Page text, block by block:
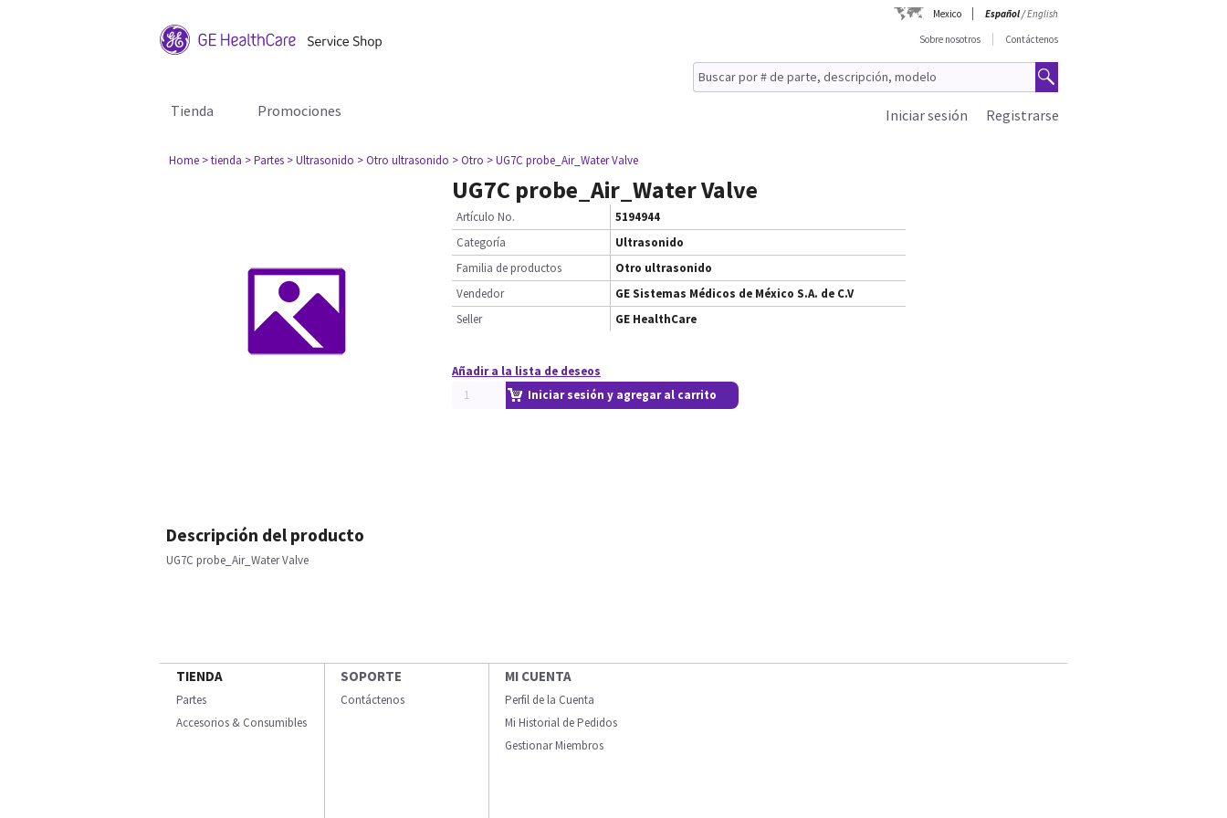
Mexico Español/English
Sobre nosotros
Contáctenos
Tienda Promociones Registrarse
Iniciar sesión
Home > tienda > Partes > Ultrasonido > Otro ultrasonido > Otro > UG7C probe_Air_Water Valve
UG7C probe_Air_Water Valve
Artículo No.
5194944
Categoría
Ultrasonido
Familia de productos
Otro ultrasonido
Vendedor
GE Sistemas Médicos de México S.A. de C.V
Seller
GE HealthCare
Añadir a la lista de deseos
Iniciar sesión y agregar al carrito
Descripción del producto
UG7C probe_Air_Water Valve
TIENDA
Partes
Accesorios & Consumibles
SOPORTE
Contáctenos
MI CUENTA
Perfil de la Cuenta
Mi Historial de Pedidos
Gestionar Miembros